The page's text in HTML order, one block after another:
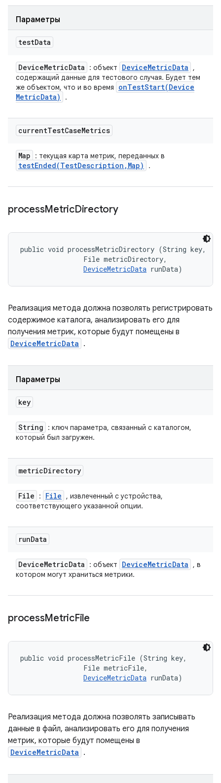
Параметры
testData
DeviceMetricData : объект DeviceMetricData
,
содержащий данные для тестового случая. Будет тем
же объектом, что и во время
onTestStart(Device
MetricData) .
currentTestCaseMetrics
Map : текущая карта метрик, переданных в
testEnded(TestDescription , Map) .
processMetricDirectory
public void processMetricDirectory (String key,
                File metricDirectory,
DeviceMetricData runData)
Реализация метода должна позволять регистрировать
содержимое каталога, анализировать его для
получения метрик, которые будут помещены в
DeviceMetricData .
Параметры
key
String
: ключ параметра, связанный с каталогом,
который был загружен.
metricDirectory
File : File
, извлеченный с устройства,
соответствующего указанной опции.
runData
DeviceMetricData : объект DeviceMetricData
, в
котором могут храниться метрики.
processMetricFile
public void processMetricFile (String key,
                File metricFile,
DeviceMetricData runData)
Реализация метода должна позволять записывать
данные в файл, анализировать его для получения
метрик, которые будут помещены в
DeviceMetricData .